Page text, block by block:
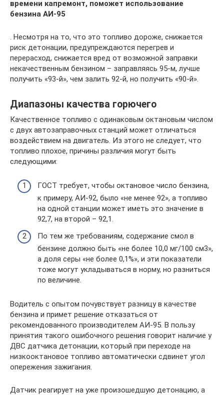
времени капремонт, поможет использование
бензина АИ-95
. Несмотря на то, что это топливо дороже, снижается
риск детонации, предупреждаются перегрев и
перерасход, снижается вред от возможной заправки
некачественным бензином – заправляясь 95-м, лучше
получить «93-й», чем залить 92-й, но получить «90-й».
Диапазоны качества горючего
Качественное топливо с одинаковым октановым числом
с двух автозаправочных станций может отличаться
воздействием на двигатель. Из этого не следует, что
топливо плохое, причины различия могут быть
следующими:
ГОСТ требует, чтобы октановое число бензина,
к примеру, АИ-92, было «не менее 92», а топливо
на одной станции может иметь это значение в
92,7, на второй – 92,1.
По тем же требованиям, содержание смол в
бензине должно быть «не более 10,0 мг/100 см3»,
а доля серы «не более 0,1%», и эти показатели
тоже могут укладываться в норму, но разниться
по величине.
Водитель с опытом почувствует разницу в качестве
бензина и примет решение отказаться от
рекомендованного производителем АИ-95. В пользу
принятия такого ошибочного решения говорит наличие у
ДВС датчика детонации, который при переходе на
низкооктановое топливо автоматически сдвинет угол
опережения зажигания.
Датчик реагирует на уже произошедшую детонацию, а